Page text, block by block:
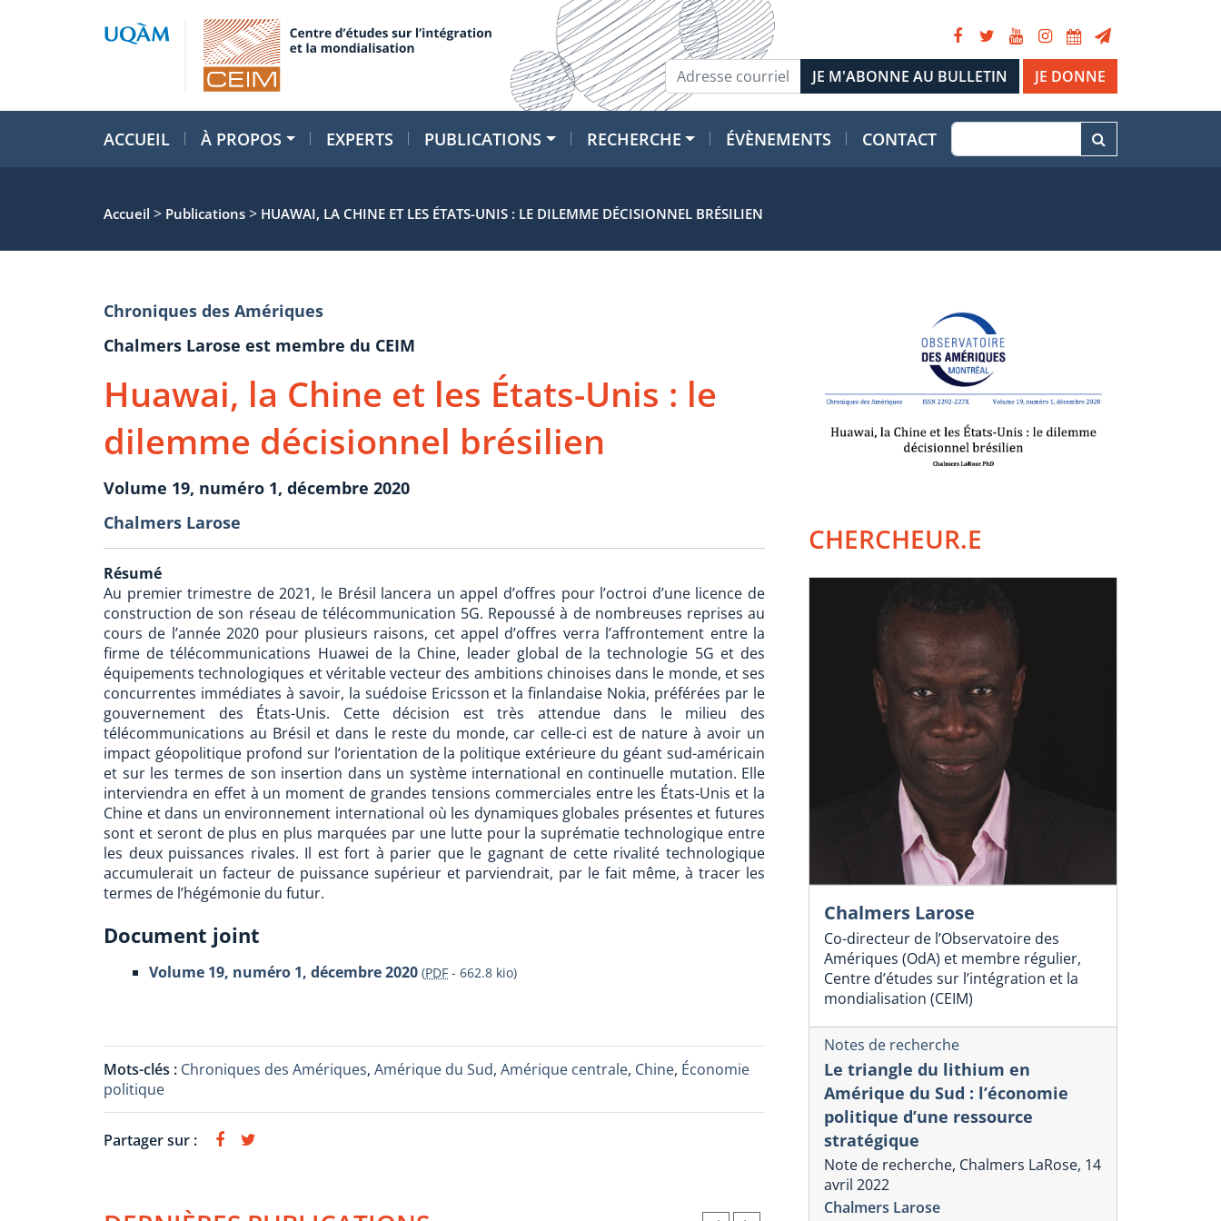
JE DONNE
ACCUEIL À PROPOS EXPERTS PUBLICATIONS RECHERCHE ÉVÈNEMENTS CONTACT
Accueil > Publications > HUAWAI, LA CHINE ET LES ÉTATS-UNIS : LE DILEMME DÉCISIONNEL BRÉSILIEN
Chroniques des Amériques
Chalmers Larose est membre du CEIM
Huawai, la Chine et les États-Unis : le
dilemme décisionnel brésilien
Volume 19, numéro 1, décembre 2020
Chalmers Larose
Résumé
Au premier trimestre de 2021, le Brésil lancera un appel d’offres pour l’octroi d’une licence de
construction de son réseau de télécommunication 5G. Repoussé à de nombreuses reprises au
cours de l’année 2020 pour plusieurs raisons, cet appel d’offres verra l’affrontement entre la
firme de télécommunications Huawei de la Chine, leader global de la technologie 5G et des
équipements technologiques et véritable vecteur des ambitions chinoises dans le monde, et ses
concurrentes immédiates à savoir, la suédoise Ericsson et la finlandaise Nokia, préférées par le
gouvernement des États-Unis. Cette décision est très attendue dans le milieu des
télécommunications au Brésil et dans le reste du monde, car celle-ci est de nature à avoir un
impact géopolitique profond sur l’orientation de la politique extérieure du géant sud-américain
et sur les termes de son insertion dans un système international en continuelle mutation. Elle
interviendra en effet à un moment de grandes tensions commerciales entre les États-Unis et la
Chine et dans un environnement international où les dynamiques globales présentes et futures
sont et seront de plus en plus marquées par une lutte pour la suprématie technologique entre
les deux puissances rivales. Il est fort à parier que le gagnant de cette rivalité technologique
accumulerait un facteur de puissance supérieur et parviendrait, par le fait même, à tracer les
termes de l’hégémonie du futur.
Document joint
Volume 19, numéro 1, décembre 2020 (PDF - 662.8 kio)
Mots-clés : Chroniques des Amériques, Amérique du Sud, Amérique centrale, Chine, Économie
politique
Partager sur :
CHERCHEUR.E
Chalmers Larose
Co-directeur de l’Observatoire des
Amériques (OdA) et membre régulier,
Centre d’études sur l’intégration et la
mondialisation (CEIM)
Notes de recherche
Le triangle du lithium en
Amérique du Sud : l’économie
politique d’une ressource
stratégique
Note de recherche, Chalmers LaRose, 14
avril 2022
Chalmers Larose